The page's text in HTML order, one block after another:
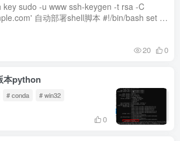
key sudo -u www ssh-keygen -t rsa -C
自动部署shell脚本 #!/bin/bash set -
-a /tmp/deploy.log) 2>&1 #项目要放
20 0
本python
# conda # win32
0